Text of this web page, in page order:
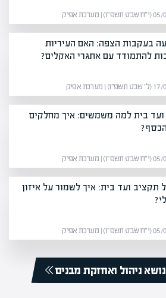
| מערכת אפיק
בעקבות הצפה: האם העיריות
להתמודד עם אתגרי האקלים?
| מערכת אפיק
ועד בית למה משמשים: איך מחלקים
| מערכת אפיק
תקציב ועד בית: איך לשמור על איזון
| מערכת אפיק
ניהול ואחזקת מבנים